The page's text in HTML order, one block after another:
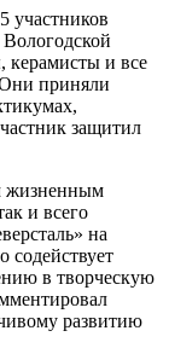
участников
керамисты и все
Они приняли
защитил
жизненным
и всего
на
содействует
в творческую
развитию